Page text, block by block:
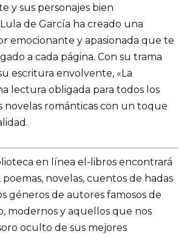
y sus personajes bien
de García ha creado una
emocionante y apasionada que te
a cada página. Con su trama
escritura envolvente, «La
lectura obligada para todos los
novelas románticas con un toque
en línea el-libros encontrará
poemas, novelas, cuentos de hadas
géneros de autores famosos de
modernos y aquellos que nos
oculto de sus mejores